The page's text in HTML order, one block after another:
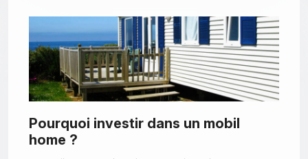
Pourquoi investir dans un mobil
home ?